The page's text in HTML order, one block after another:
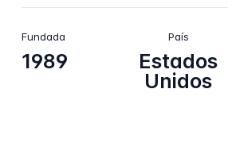
Fundada
1989
País
Estados
Unidos